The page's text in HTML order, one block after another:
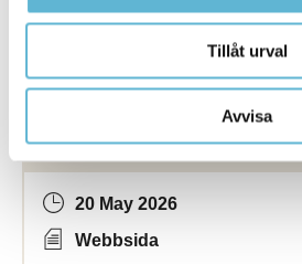
Tillåt urval
Avvisa
Bestämmelser - externa
20 May 2026
Webbsida